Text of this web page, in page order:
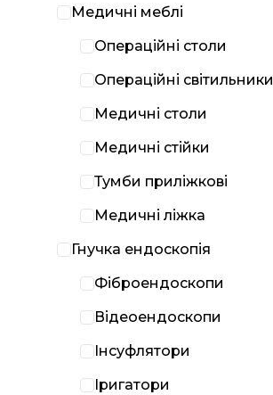
Медичні меблі
Операційні столи
Операційні світильники
Медичні столи
Медичні стійки
Тумби приліжкові
Медичні ліжка
Гнучка ендоскопія
Фіброендоскопи
Відеоендоскопи
Інсуфлятори
Іригатори